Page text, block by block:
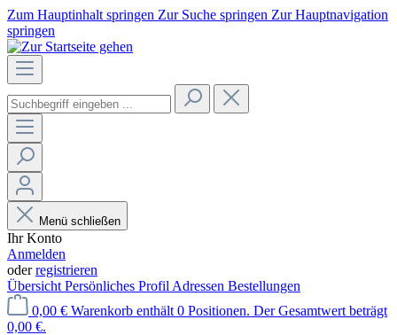
Zum Hauptinhalt springen Zur Suche springen Zur Hauptnavigation
springen
Menü schließen
Ihr Konto
Anmelden
oderregistrieren
Übersicht Persönliches Profil Adressen Bestellungen
0,00 € Warenkorb enthält 0 Positionen. Der Gesamtwert beträgt
0,00 €.